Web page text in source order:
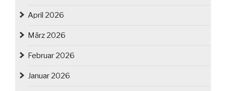
April 2026
März 2026
Februar 2026
Januar 2026